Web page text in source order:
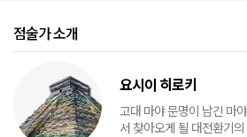
점술가 소개
요시이 히로키
고대 마야 문명이 남긴 마
서 찾아오게 될 대전환기